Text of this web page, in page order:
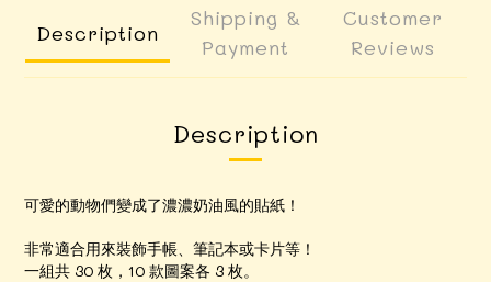
Description
Shipping &
Payment
Customer
Reviews
Description
可愛的動物們變成了濃濃奶油風的貼紙！
非常適合用來裝飾手帳、筆記本或卡片等！
一組共 30 枚，10 款圖案各 3 枚。